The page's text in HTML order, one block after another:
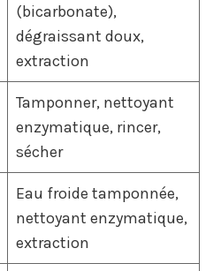
(bicarbonate),
dégraissant doux,
extraction
Tamponner, nettoyant
enzymatique, rincer,
sécher
Eau froide tamponnée,
nettoyant enzymatique,
extraction